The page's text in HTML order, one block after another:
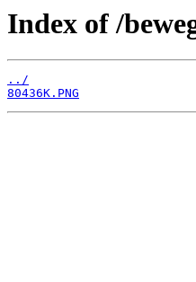
Index of /
../
80436K.PNG